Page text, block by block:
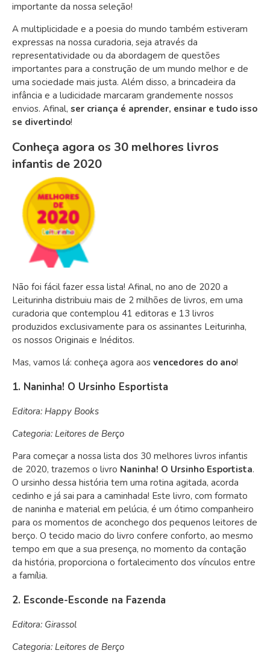
importante da nossa seleção!
A multiplicidade e a poesia do mundo também estiveram
expressas na nossa curadoria, seja através da
representatividade ou da abordagem de questões
importantes para a construção de um mundo melhor e de
uma sociedade mais justa. Além disso, a brincadeira da
infância e a ludicidade marcaram grandemente nossos
envios. Afinal, ser criança é aprender, ensinar e tudo isso
se divertindo!
Conheça agora os 30 melhores livros
infantis de 2020
Não foi fácil fazer essa lista! Afinal, no ano de 2020 a
Leiturinha distribuiu mais de 2 milhões de livros, em uma
curadoria que contemplou 41 editoras e 13 livros
produzidos exclusivamente para os assinantes Leiturinha,
os nossos Originais e Inéditos.
Mas, vamos lá: conheça agora aos vencedores do ano!
1. Naninha! O Ursinho Esportista
Editora: Happy Books
Categoria: Leitores de Berço
Para começar a nossa lista dos 30 melhores livros infantis
de 2020, trazemos o livro Naninha! O Ursinho Esportista.
O ursinho dessa história tem uma rotina agitada, acorda
cedinho e já sai para a caminhada! Este livro, com formato
de naninha e material em pelúcia, é um ótimo companheiro
para os momentos de aconchego dos pequenos leitores de
berço. O tecido macio do livro confere conforto, ao mesmo
tempo em que a sua presença, no momento da contação
da história, proporciona o fortalecimento dos vínculos entre
a família.
2. Esconde-Esconde na Fazenda
Editora: Girassol
Categoria: Leitores de Berço